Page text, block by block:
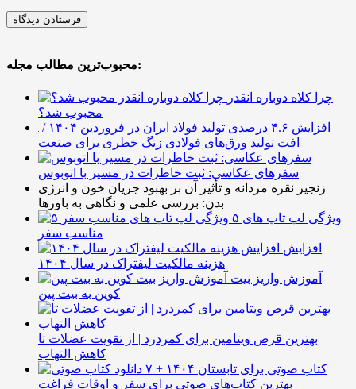
محبوب‌ترین مطالب مجله:
چرا کلاه دوباره انقدر
محبوب شد؟
افزایش ۴.۶ درصدی تولید فولاد ایران در فروردین ۱۴۰۴ /
افت تولید ورق‌های فولادی زنگ خطری برای صنعت
سفرهای عکاسی: ثبت خاطرات در مسیر با اتوبوس
زنجیر نقره مردانه و تأثیر آن بر بهبود جریان خون و انرژی
بدن: بررسی علمی و نگاهی به باورها
۵ ویژگی لپ تاپ های
مناسب سفر
افزایش
هزینه مالکیت لیفتراک در سال ۱۴۰۴
آموزش واریز بیت
کوین به بیت پین
بهترین قرص ویتامین برای کمردرد | از تقویت عضلات تا
کاهش التهاب
۷ کتاب صوتی برای تابستان ۱۴۰۴ +
بهترین کتاب‌های صوتی برای سفر و اوقات فراغت